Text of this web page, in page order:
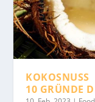
KOKOSNUSS
10 GRÜNDE